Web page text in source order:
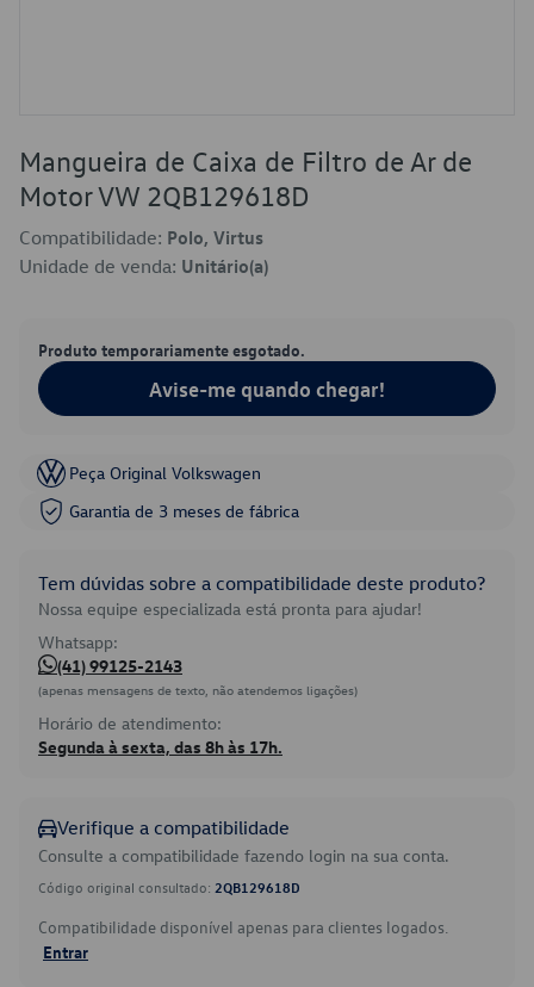
Mangueira de Caixa de Filtro de Ar de
Motor VW 2QB129618D
Compatibilidade: Polo, Virtus
Unidade de venda: Unitário(a)
Produto temporariamente esgotado.
Avise-me quando chegar!
Peça Original Volkswagen
Garantia de 3 meses de fábrica
Tem dúvidas sobre a compatibilidade deste produto?
Nossa equipe especializada está pronta para ajudar!
Whatsapp:
(41) 99125-2143
(apenas mensagens de texto, não atendemos ligações)
Horário de atendimento:
Segunda à sexta, das 8h às 17h.
Verifique a compatibilidade
Consulte a compatibilidade fazendo login na sua conta.
Código original consultado: 2QB129618D
Compatibilidade disponível apenas para clientes logados.
Entrar